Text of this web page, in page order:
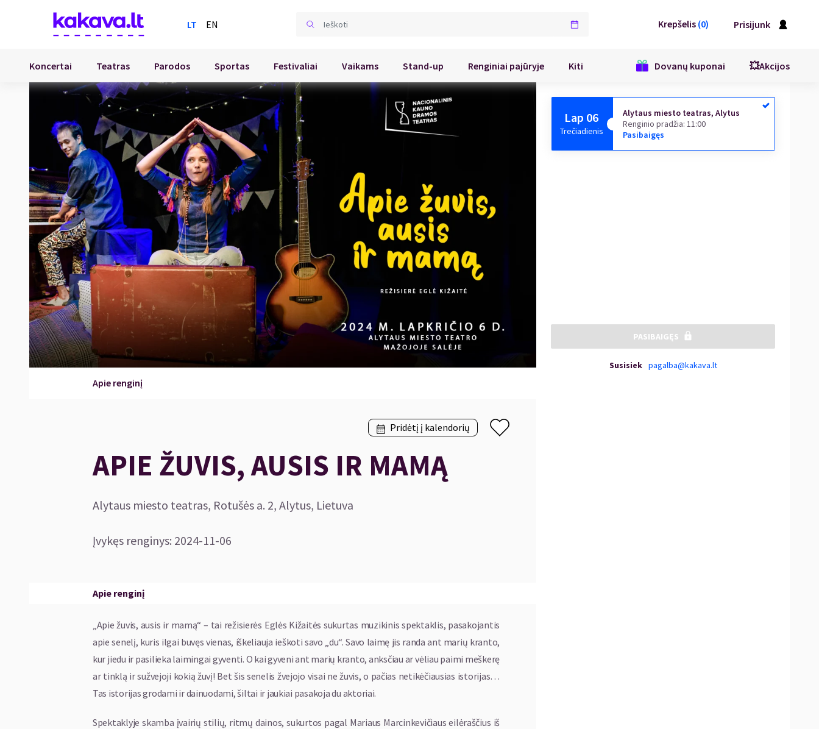
LT EN Krepšelis (0) Prisijunk
Koncertai Teatras Parodos Sportas Festivaliai Vaikams Stand-up Renginiai pajūryje Kiti Dovanų kuponai 💥Akcijos
Apie renginį
Pridėtį į kalendorių
APIE ŽUVIS, AUSIS IR MAMĄ
Alytaus miesto teatras, Rotušės a. 2, Alytus, Lietuva
Įvykęs renginys: 2024-11-06
Apie renginį
„Apie žuvis, ausis ir mamą“ – tai režisierės Eglės Kižaitės sukurtas muzikinis spektaklis, pasakojantis
apie senelį, kuris ilgai buvęs vienas, iškeliauja ieškoti savo „du“. Savo laimę jis randa ant marių kranto,
kur jiedu ir pasilieka laimingai gyventi. O kai gyveni ant marių kranto, anksčiau ar vėliau paimi meškerę
ar tinklą ir sužvejoji kokią žuvį! Bet šis senelis žvejojo visai ne žuvis, o pačias netikėčiausias istorijas…
Tas istorijas grodami ir dainuodami, šiltai ir jaukiai pasakoja du aktoriai.
Spektaklyje skamba įvairių stilių, ritmų dainos, sukurtos pagal Mariaus Marcinkevičiaus eilėraščius iš
Lap 06
Trečiadienis
Alytaus miesto teatras, Alytus
Renginio pradžia:11:00
Pasibaigęs
PASIBAIGĘS
Susisiek pagalba@kakava.lt